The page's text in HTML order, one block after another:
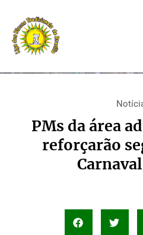
PMs da área
reforçarão